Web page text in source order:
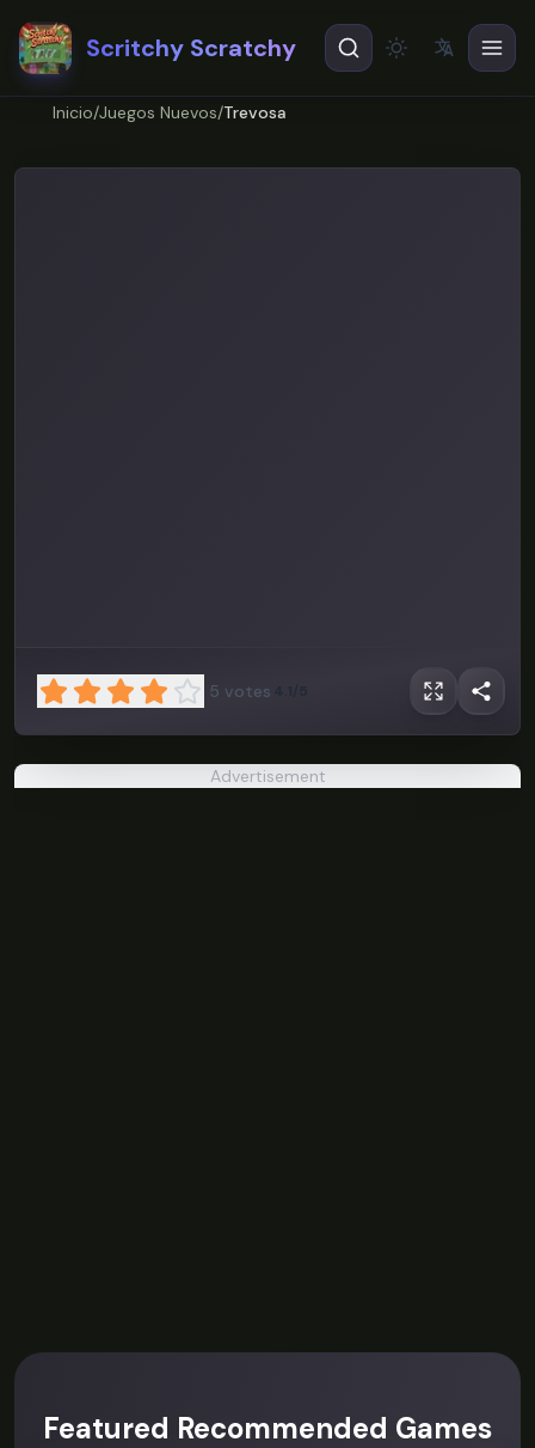
Scritchy Scratchy Theme
文A
ENEnglish
Inicio/Juegos Nuevos/Trevosa
Trevosa
5 votes 4.1/5
Advertisement
Featured Recommended Games